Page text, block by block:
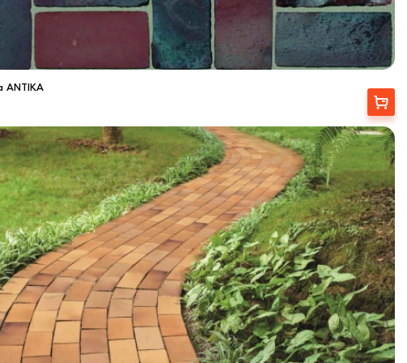
ANTIKA
Купити